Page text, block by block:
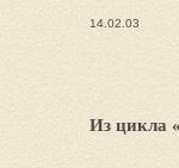
14.02.03
Из цикла